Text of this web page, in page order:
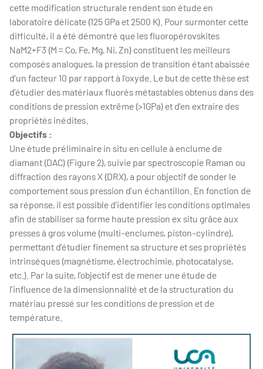
cette modification structurale rendent son étude en
laboratoire délicate (125 GPa et 2500 K). Pour surmonter cette
difficulté, il a été démontré que les fluoropérovskites
NaM2+F3 (M = Co, Fe, Mg, Ni, Zn) constituent les meilleurs
composés analogues, la pression de transition étant abaissée
d’un facteur 10 par rapport à l’oxyde. Le but de cette thèse est
d’étudier des matériaux fluorés métastables obtenus dans des
conditions de pression extrême (>1GPa) et d’en extraire des
propriétés inédites.
Objectifs :
Une étude préliminaire in situ en cellule à enclume de
diamant (DAC) (Figure 2), suivie par spectroscopie Raman ou
diffraction des rayons X (DRX), a pour objectif de sonder le
comportement sous pression d’un échantillon. En fonction de
sa réponse, il est possible d’identifier les conditions optimales
afin de stabiliser sa forme haute pression ex situ grâce aux
presses à gros volume (multi-enclumes, piston-cylindre),
permettant d’étudier finement sa structure et ses propriétés
intrinsèques (magnétisme, électrochimie, photocatalyse,
etc.). Par la suite, l’objectif est de mener une étude de
l’influence de la dimensionnalité et de la structuration du
matériau pressé sur les conditions de pression et de
température.